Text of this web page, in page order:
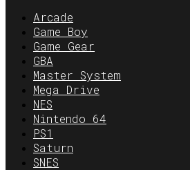
Arcade
Game Boy
Game Gear
GBA
Master System
Mega Drive
NES
Nintendo 64
PS1
Saturn
SNES